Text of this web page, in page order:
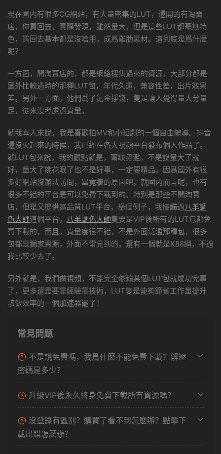
現在國内有很多CG網站，有大量密集的LUT，還開的有淘寶
店，你買回去，實際發現，雖然量大，但是這些LUT都毫無特
色，買回去基本都是沒啥用，成爲雞肋素材。這到底是爲什麽
呢？
一方面，開淘寶店的，都是網絡搜集過來的資源，大部分都是
國外比較過時的那種LUT包，年代久遠，兼容性差，出片效果
差。另外一方面，他們爲了氪金掙錢，隻是讓人覺得量大分量
足，從來沒考慮過質量。
就我本人來說，我是喜歡拍MV和小短劇的一個自由編導。抖音
還沒火起來的時候，我已經在各大視頻平台發布個人作品了。
就LUT包來說，我的觀點就是，甯缺毋濫。不是說量大了就
好，量大了挑花眼了也不是好事，一定要精品。因爲國外有很
多好網站沒辦法訪問，畢竟牆的原因吧。就國内而言呢，也有
很多不錯的平台是可以免費下載到的，特别是那些不開淘寶
店，但是又提供高品質LUT平台。舉個例子，我接觸過八羊調
色大師這個平台， 八羊調色大師隻要是VIP後所有的LUT包都免
費下載的，而且，質量度很不錯，不是外面泛濫那種包，很多
包都是獨家資源，外面不常見到的。還有一個就是K88網，不過
我比較少去了。
另外就是，我們做視頻，不能完全依賴某個LUT包就成功完事
了，更多還是要靠經驗靠技術，LUT隻是能夠節省工作量提升
該做效率的一個加速器罷了！
常見問題
不是說免費嗎，我爲什麽不能免費下載？解壓
密碼是多少？
升級VIP後永久終身免費下載所有資源嗎？
沒登錄有區别？購買了看不到怎麽辦？點擊下
載出錯怎麽辦？